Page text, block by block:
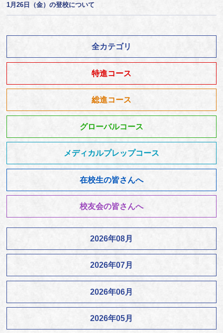
1月26日（金）の登校について
全カテゴリ
特進コース
総進コース
グローバルコース
メディカルプレップコース
在校生の皆さんへ
校友会の皆さんへ
2026年08月
2026年07月
2026年06月
2026年05月